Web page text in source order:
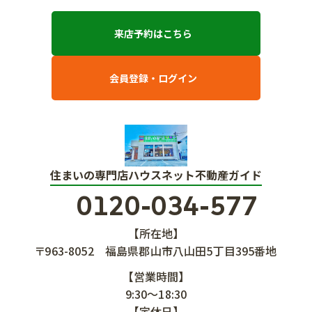
来店予約はこちら
会員登録・ログイン
住まいの専門店ハウスネット不動産ガイド
0120-034-577
【所在地】
〒963-8052
福島県郡山市八山田5丁目395番地
【営業時間】
9:30～18:30